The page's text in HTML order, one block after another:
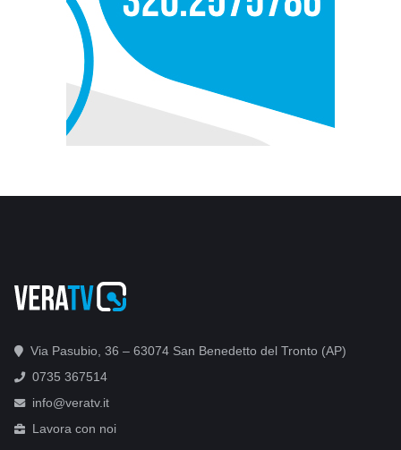
Via Pasubio, 36 – 63074 San Benedetto del Tronto (AP)
0735 367514
info@veratv.it
Lavora con noi